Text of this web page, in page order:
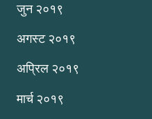
जुन २०१९
अगस्ट २०१९
अप्रिल २०१९
मार्च २०१९